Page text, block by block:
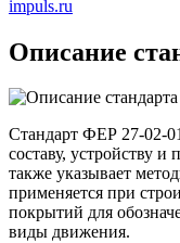
impuls.ru
Описание
Стандарт ФЕР 27-02-
составу, устройству
также указывает
применяется при
покрытий для
виды движения.